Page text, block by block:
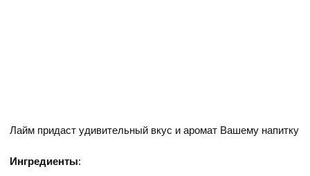
Лайм придаст удивительный вкус и аромат Вашему напитку
Ингредиенты: